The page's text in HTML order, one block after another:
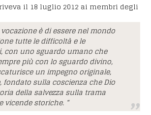
il 18 luglio 2012 ai membri degli
vocazione è di essere nel mondo
tutte le difficoltà e le
con uno sguardo umano che
più con lo sguardo divino,
un impegno originale,
fondato sulla coscienza che Dio
della salvezza sulla trama
vicende storiche. “